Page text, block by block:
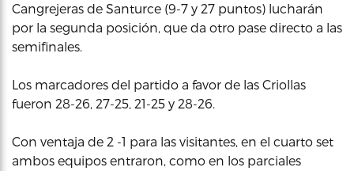
Cangrejeras de Santurce (9-7 y 27 puntos) lucharán
por la segunda posición, que da otro pase directo a las
semifinales.
Los marcadores del partido a favor de las Criollas
fueron 28-26, 27-25, 21-25 y 28-26.
Con ventaja de 2 -1 para las visitantes, en el cuarto set
ambos equipos entraron, como en los parciales